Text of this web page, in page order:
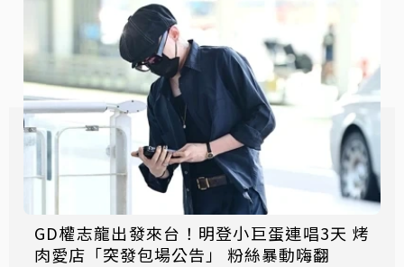
GD權志龍出發來台！明登小巨蛋連唱3天 烤
肉愛店「突發包場公告」 粉絲暴動嗨翻